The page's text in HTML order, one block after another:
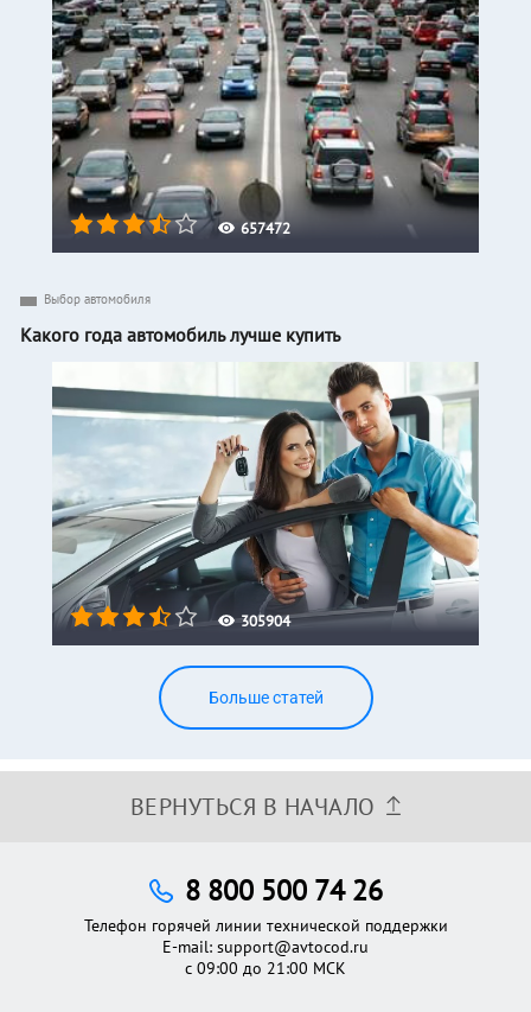
657472
305904
Выбор автомобиля
Какого года автомобиль лучше купить
Больше статей
ВЕРНУТЬСЯ В НАЧАЛО
8 800 500 74 26
Телефон горячей линии технической поддержки
E-mail: support@avtocod.ru
с 09:00 до 21:00 МСК